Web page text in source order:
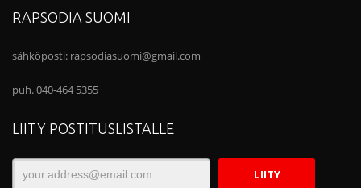
RAPSODIA SUOMI
sähköposti: rapsodiasuomi@gmail.com
puh. 040-464 5355
LIITY POSTITUSLISTALLE